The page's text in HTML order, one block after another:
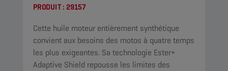
PRODUIT : 29157
Cette huile moteur entièrement synthétique
convient aux besoins des motos à quatre temps
les plus exigeantes. Sa technologie Ester+
Adaptive Shield repousse les limites des